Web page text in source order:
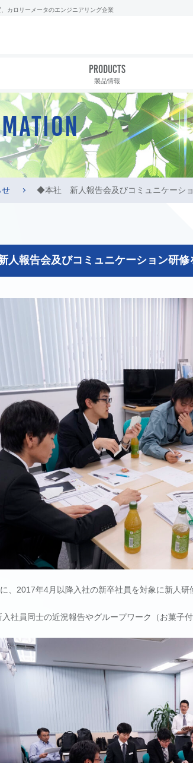
カロリーメータのエンジニアリング企業
PRODUCTS
製品情報
せ ◆本社 新人報告会及びコミュニケーショ
報告会及びコミュニケーション研修
、2017年4月以降入社の新卒社員を対象に新人研
社員同士の近況報告やグループワーク（お菓子